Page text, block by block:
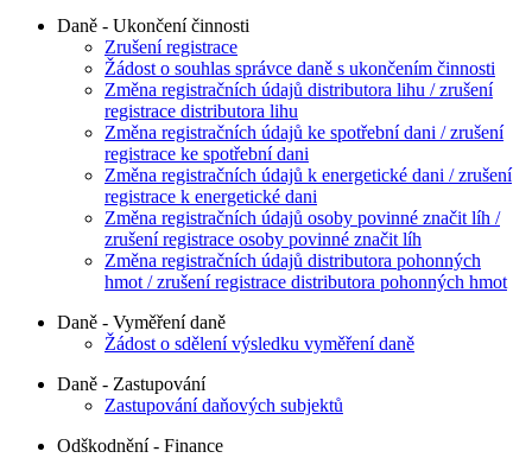
Daně - Ukončení činnosti
Zrušení registrace
Žádost o souhlas správce daně s ukončením činnosti
Změna registračních údajů distributora lihu / zrušení
registrace distributora lihu
Změna registračních údajů ke spotřební dani / zrušení
registrace ke spotřební dani
Změna registračních údajů k energetické dani / zrušení
registrace k energetické dani
Změna registračních údajů osoby povinné značit líh /
zrušení registrace osoby povinné značit líh
Změna registračních údajů distributora pohonných
hmot / zrušení registrace distributora pohonných hmot
Daně - Vyměření daně
Žádost o sdělení výsledku vyměření daně
Daně - Zastupování
Zastupování daňových subjektů
Odškodnění - Finance